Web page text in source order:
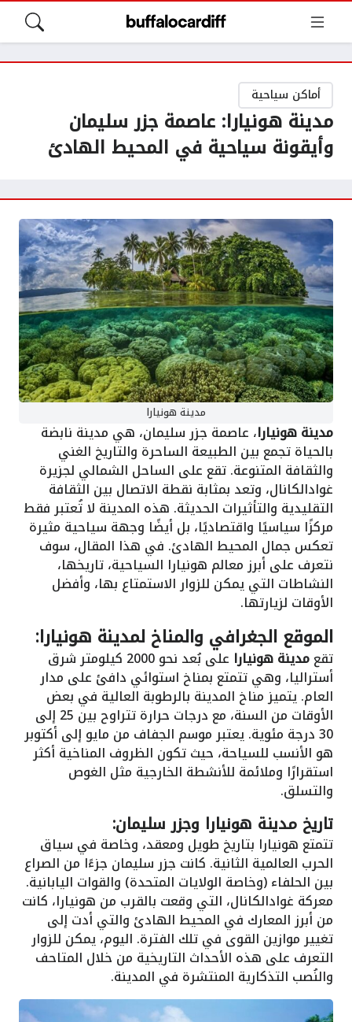
أماكن سياحية
مدينة هونيارا: عاصمة جزر سليمان
وأيقونة سياحية في المحيط الهادئ
مدينة هونيارا
مدينة هونيارا، عاصمة جزر سليمان، هي مدينة نابضة
بالحياة تجمع بين الطبيعة الساحرة والتاريخ الغني
والثقافة المتنوعة. تقع على الساحل الشمالي لجزيرة
غوادالكانال، وتعد بمثابة نقطة الاتصال بين الثقافة
التقليدية والتأثيرات الحديثة. هذه المدينة لا تُعتبر فقط
مركزًا سياسيًا واقتصاديًا، بل أيضًا وجهة سياحية مثيرة
تعكس جمال المحيط الهادئ. في هذا المقال، سوف
نتعرف على أبرز معالم هونيارا السياحية، تاريخها،
النشاطات التي يمكن للزوار الاستمتاع بها، وأفضل
الأوقات لزيارتها.
الموقع الجغرافي والمناخ لمدينة هونيارا:
تقعمدينة هونيارا على بُعد نحو 2000 كيلومتر شرق
أستراليا، وهي تتمتع بمناخ استوائي دافئ على مدار
العام. يتميز مناخ المدينة بالرطوبة العالية في بعض
الأوقات من السنة، مع درجات حرارة تتراوح بين 25 إلى
30 درجة مئوية. يعتبر موسم الجفاف من مايو إلى أكتوبر
هو الأنسب للسياحة، حيث تكون الظروف المناخية أكثر
استقرارًا وملائمة للأنشطة الخارجية مثل الغوص
والتسلق.
تاريخ مدينة هونيارا وجزر سليمان:
تتمتع هونيارا بتاريخ طويل ومعقد، وخاصة في سياق
الحرب العالمية الثانية. كانت جزر سليمان جزءًا من الصراع
بين الحلفاء (وخاصة الولايات المتحدة) والقوات اليابانية.
معركة غوادالكانال، التي وقعت بالقرب من هونيارا، كانت
من أبرز المعارك في المحيط الهادئ والتي أدت إلى
تغيير موازين القوى في تلك الفترة. اليوم، يمكن للزوار
التعرف على هذه الأحداث التاريخية من خلال المتاحف
والنُصب التذكارية المنتشرة في المدينة.